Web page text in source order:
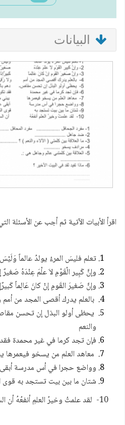
البيانات
اقرأ الأبيات الآتية ثم أجب عن الأسئلة
تعلم فليسَ المرءُ يولدُ عالماً
وإنَّ كَبِير الْقَوْمِ لاَ علْمَ عِنْدَهُ
وإنَّ صَغيرَ القَومِ إنْ كانَ عَالِماً
بالعلم يدرك أقصى المجد من أمم
يحظى أولو البذل إن تحسن
والنعم
فإن تجد كرما في غير محمدة
معاهد العلم من يسخو فيعمرها
وواضع حجرا في أس مدرسة
شتان ما بين بيت تستجد به قوى